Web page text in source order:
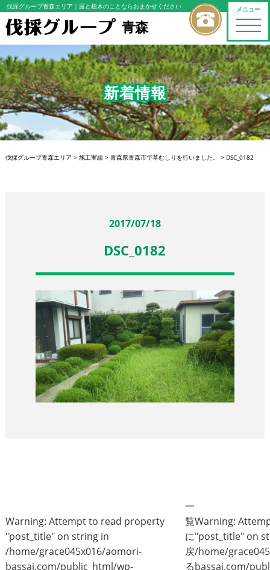
メニュー
toggle
伐採グループ青森エリア ｜庭と植木のことならおまかせください
青森
新着情報
伐採グループ青森エリア > 施工実績> 青森県青森市で草むしりを行いました。 > DSC_0182
2017/07/18
DSC_0182
Warning: Attempt to read property
"post_title" on string in
/home/grace045x016/aomori-
bassai.com/public_html/wp-
一
覧
に
戻
る
Warning:
"post_title" on
/home/
bassai.com/